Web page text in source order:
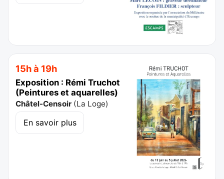
15h à 19h
Exposition : Rémi Truchot
(Peintures et aquarelles)
Châtel-Censoir (La Loge)
En savoir plus